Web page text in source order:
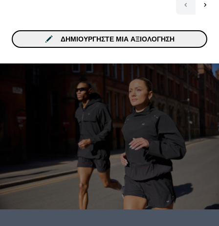
ΔΗΜΙΟΥΡΓΉΣΤΕ ΜΙΑ ΑΞΙΟΛΌΓΗΣΗ